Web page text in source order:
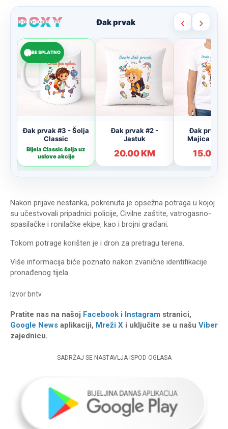
Nakon prijave nestanka, pokrenuta je opsežna potraga u kojoj
su učestvovali pripadnici policije, Civilne zaštite, vatrogasno-
spasilačke i ronilačke ekipe, kao i brojni građani.
Tokom potrage korišten je i dron za pretragu terena.
Više informacija biće poznato nakon zvanične identifikacije
pronađenog tijela.
Izvor bntv
Pratite nas na našoj Facebook i Instagram stranici,
Google News aplikaciji, Mreži X i uključite se u našu Viber
zajednicu.
SADRŽAJ SE NASTAVLJA ISPOD OGLASA